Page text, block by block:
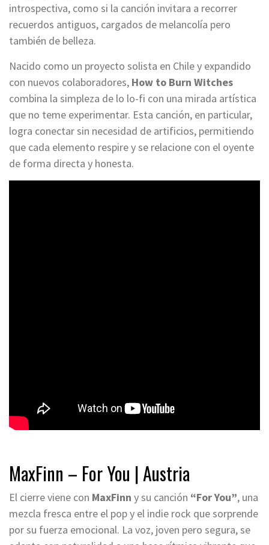
introspectiva, como si la canción invitara a recorrer
recuerdos antiguos, cargados de melancolía pero
también de belleza.
Nacido como un proyecto solista en Chile y expandido
con nuevos colaboradores, How to Burn Witches
combina la simpleza de lo lo-fi con una mirada artística
que no teme experimentar. Esta canción, en particular,
logra conectar sin necesidad de artificios, permitiendo
que cada elemento respire y se relacione con el oyente
de forma directa y honesta.
MaxFinn – For You | Austria
El cierre viene con MaxFinn y su canción “For You”, una
mezcla fresca entre el pop y el indie rock que sorprende
por su fuerza emocional. La voz, joven pero segura, se